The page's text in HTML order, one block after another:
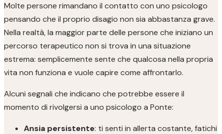
Molte persone rimandano il contatto con uno psicologo
pensando che il proprio disagio non sia abbastanza grave.
Nella realtà, la maggior parte delle persone che iniziano un
percorso terapeutico non si trova in una situazione
estrema: semplicemente sente che qualcosa nella propria
vita non funziona e vuole capire come affrontarlo.
Alcuni segnali che indicano che potrebbe essere il
momento di rivolgersi a uno psicologo a Ponte:
Ansia persistente: ti senti in allerta costante, fatichi